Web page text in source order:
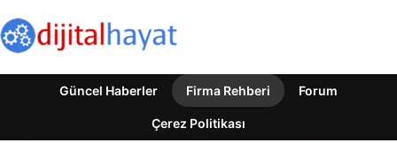
Güncel Haberler Firma Rehberi Forum
Çerez Politikası